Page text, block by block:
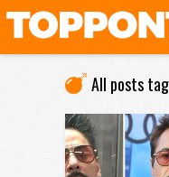
All posts